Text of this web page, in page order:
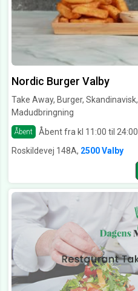
Nordic Burger Valby
Take Away, Burger, Skandinavisk,
Madudbringning
Åbent
Åbent fra kl 11:00 til 24:00
Roskildevej 148A, 2500 Valby